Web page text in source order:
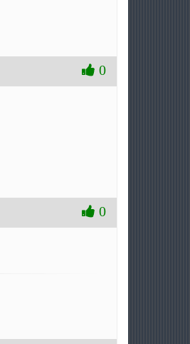
0
0